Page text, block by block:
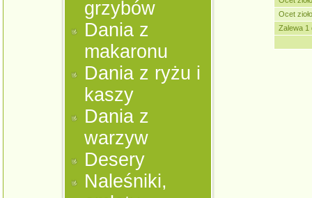
grzybów
Dania z
makaronu
Dania z ryżu i
kaszy
Dania z
warzyw
Desery
Naleśniki,
Ocet
Zalewa 1